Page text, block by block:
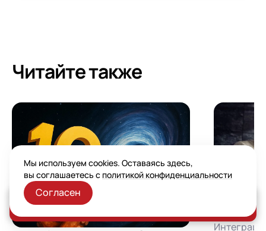
Читайте также
Заказать консультацию
Мы используем cookies. Оставаясь здесь,
вы соглашаетесь с политикой конфиденциальности
Согласен